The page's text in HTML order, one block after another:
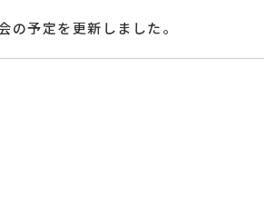
予定を更新しました。